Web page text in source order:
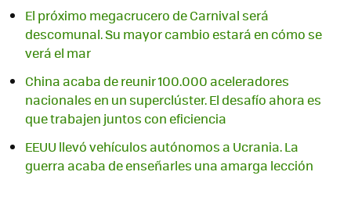
El próximo megacrucero de Carnival será
descomunal. Su mayor cambio estará en cómo se
verá el mar
China acaba de reunir 100.000 aceleradores
nacionales en un superclúster. El desafío ahora es
que trabajen juntos con eficiencia
EEUU llevó vehículos autónomos a Ucrania. La
guerra acaba de enseñarles una amarga lección